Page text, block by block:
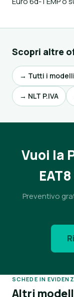
Scopri altre
→ Tutti i
→ NLT P.IVA
Vuoi la
Preventivo
SCHEDE IN
Altri